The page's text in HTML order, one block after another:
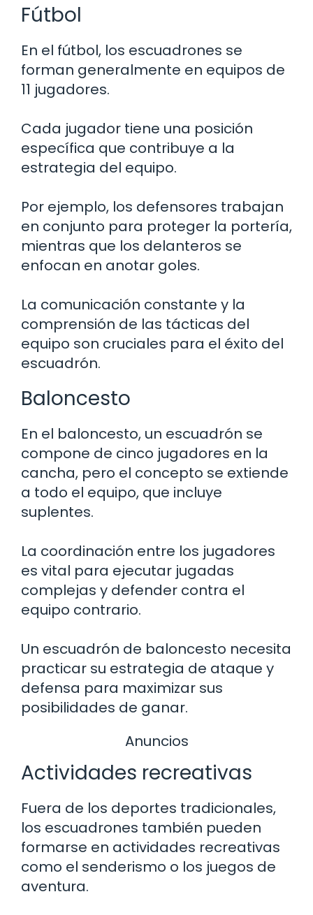
Fútbol
En el fútbol, los escuadrones se
forman generalmente en equipos de
11 jugadores.
Cada jugador tiene una posición
específica que contribuye a la
estrategia del equipo.
Por ejemplo, los defensores trabajan
en conjunto para proteger la portería,
mientras que los delanteros se
enfocan en anotar goles.
La comunicación constante y la
comprensión de las tácticas del
equipo son cruciales para el éxito del
escuadrón.
Baloncesto
En el baloncesto, un escuadrón se
compone de cinco jugadores en la
cancha, pero el concepto se extiende
a todo el equipo, que incluye
suplentes.
La coordinación entre los jugadores
es vital para ejecutar jugadas
complejas y defender contra el
equipo contrario.
Un escuadrón de baloncesto necesita
practicar su estrategia de ataque y
defensa para maximizar sus
posibilidades de ganar.
Anuncios
Actividades recreativas
Fuera de los deportes tradicionales,
los escuadrones también pueden
formarse en actividades recreativas
como el senderismo o los juegos de
aventura.